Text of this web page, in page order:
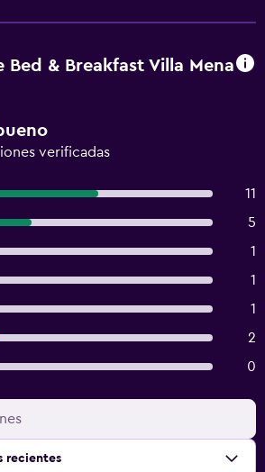
Bed & Breakfast Villa Mena
verificadas
11
5
1
1
1
2
0
recientes